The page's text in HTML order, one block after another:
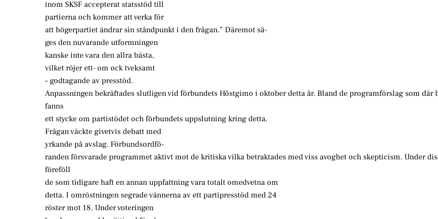
inom SKSF accepterat statsstöd till
partierna och kommer att verka för
att högerpartiet ändrar sin ståndpunkt i den frågan.” Däremot sä-
ges den nuvarande utformningen
kanske inte vara den allra bästa,
vilket röjer ett- om ock tveksamt
– godtagande av presstöd.
Anpassningen bekräftades slutligen vid förbundets Höstgimo i oktober detta år. Bland de programförslag som där
fanns
ett stycke om partistödet och förbundets uppslutning kring detta.
Frågan väckte givetvis debatt med
yrkande på avslag. Förbundsordfö-
randen försvarade programmet aktivt mot de kritiska vilka betraktades med viss avoghet och skepticism. Under
föreföll
de som tidigare haft en annan uppfattning vara totalt omedvetna om
detta. I omröstningen segrade vännerna av ett partipresstöd med 24
röster mot 18. Under voteringen